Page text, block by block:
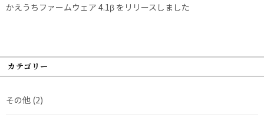
かえうちファームウェア 4.1β をリリースしました
カテゴリー
その他 (2)